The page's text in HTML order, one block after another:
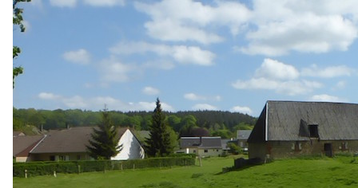
Aller
au
contenu